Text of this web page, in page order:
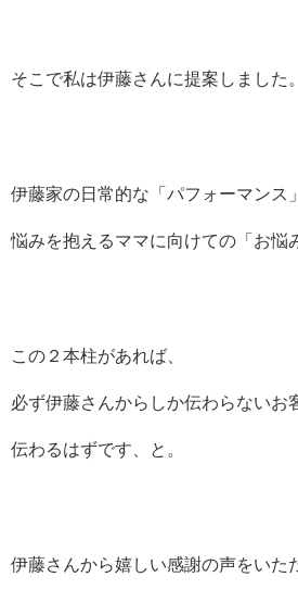
そこで私は伊藤さんに提案しました。
伊藤家の日常的な「パフォーマンス
悩みを抱えるママに向けての「お悩
この２本柱があれば、
必ず伊藤さんからしか伝わらないお
伝わるはずです、と。
伊藤さんから嬉しい感謝の声をいた